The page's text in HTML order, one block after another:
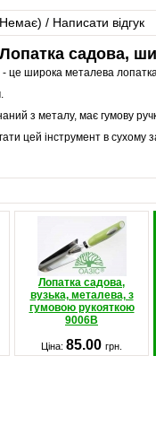
Немає) / Написати відгук
садова,
- це широка металева
з металу, має гумову
цей інструмент в сухому
Лопатка садова,
вузька, металева, з
гумовою рукояткою
9006B
Ціна: 85.00 грн.